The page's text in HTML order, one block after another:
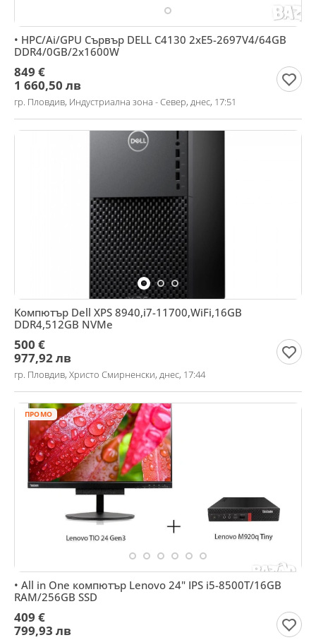
• HPC/Ai/GPU Сървър DELL C4130 2xE5-2697V4/64GB
DDR4/0GB/2x1600W
849 €
1 660,50 лв
гр. Пловдив, Индустриална зона - Север, днес, 17:51
Kомпютър Dell XPS 8940,i7-11700,WiFi,16GB
DDR4,512GB NVMe
500 €
977,92 лв
гр. Пловдив, Христо Смирненски, днес, 17:44
ПРОМО
• All in One компютър Lenovo 24" IPS i5-8500T/16GB
RAM/256GB SSD
409 €
799,93 лв